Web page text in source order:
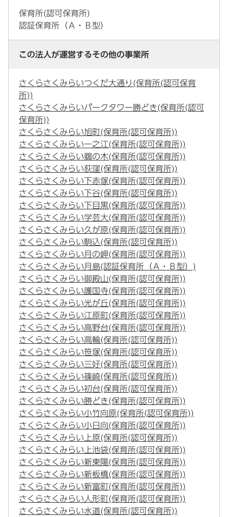
保育所(認可保育所)
認証保育所（Ａ・Ｂ型）
この法人が運営するその他の事業所
さくらさくみらいつくだ大通り(保育所(認可保育
所))
さくらさくみらいパークタワー勝どき(保育所(認可
保育所))
さくらさくみらい旭町(保育所(認可保育所))
さくらさくみらい一之江(保育所(認可保育所))
さくらさくみらい鵜の木(保育所(認可保育所))
さくらさくみらい荻窪(保育所(認可保育所))
さくらさくみらい下赤塚(保育所(認可保育所))
さくらさくみらい下谷(保育所(認可保育所))
さくらさくみらい下目黒(保育所(認可保育所))
さくらさくみらい学芸大(保育所(認可保育所))
さくらさくみらい久が原(保育所(認可保育所))
さくらさくみらい駒込(保育所(認可保育所))
さくらさくみらい月の岬(保育所(認可保育所))
さくらさくみらい月島(認証保育所（Ａ・Ｂ型）)
さくらさくみらい御殿山(保育所(認可保育所))
さくらさくみらい護国寺(保育所(認可保育所))
さくらさくみらい光が丘(保育所(認可保育所))
さくらさくみらい江原町(保育所(認可保育所))
さくらさくみらい高野台(保育所(認可保育所))
さくらさくみらい高輪(保育所(認可保育所))
さくらさくみらい笹塚(保育所(認可保育所))
さくらさくみらい三好(保育所(認可保育所))
さくらさくみらい篠崎(保育所(認可保育所))
さくらさくみらい初台(保育所(認可保育所))
さくらさくみらい勝どき(保育所(認可保育所))
さくらさくみらい小竹向原(保育所(認可保育所))
さくらさくみらい小日向(保育所(認可保育所))
さくらさくみらい上原(保育所(認可保育所))
さくらさくみらい上池袋(保育所(認可保育所))
さくらさくみらい新東陽(保育所(認可保育所))
さくらさくみらい新板橋(保育所(認可保育所))
さくらさくみらい新富町(保育所(認可保育所))
さくらさくみらい人形町(保育所(認可保育所))
さくらさくみらい水道(保育所(認可保育所))